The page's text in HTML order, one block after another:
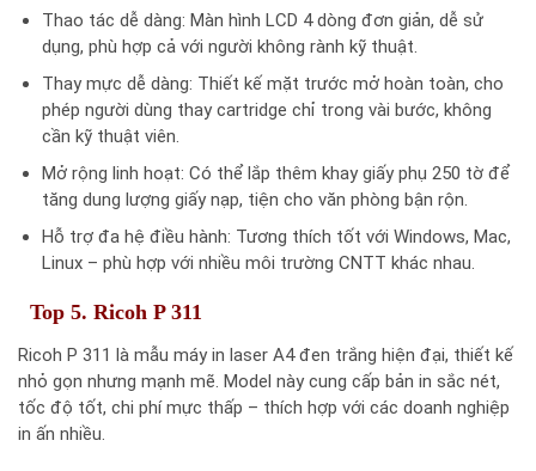
Thao tác dễ dàng: Màn hình LCD 4 dòng đơn giản, dễ sử
dụng, phù hợp cả với người không rành kỹ thuật.
Thay mực dễ dàng: Thiết kế mặt trước mở hoàn toàn, cho
phép người dùng thay cartridge chỉ trong vài bước, không
cần kỹ thuật viên.
Mở rộng linh hoạt: Có thể lắp thêm khay giấy phụ 250 tờ để
tăng dung lượng giấy nạp, tiện cho văn phòng bận rộn.
Hỗ trợ đa hệ điều hành: Tương thích tốt với Windows, Mac,
Linux – phù hợp với nhiều môi trường CNTT khác nhau.
Top 5. Ricoh P 311
Ricoh P 311 là mẫu máy in laser A4 đen trắng hiện đại, thiết kế
nhỏ gọn nhưng mạnh mẽ. Model này cung cấp bản in sắc nét,
tốc độ tốt, chi phí mực thấp – thích hợp với các doanh nghiệp
in ấn nhiều.